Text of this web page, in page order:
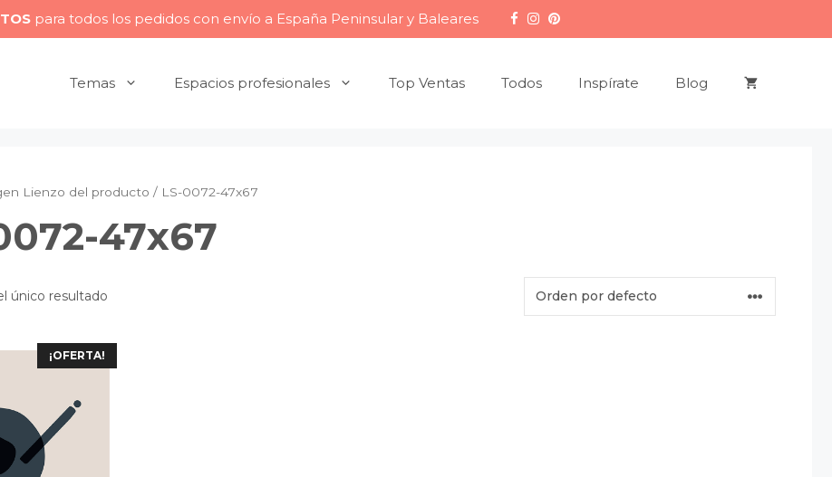
para todos los pedidos con envío a España Peninsular y Baleares
Temas Espacios profesionales Top Ventas Todos Inspírate Blog
Lienzo del producto / LS-0072-47x67
47x67
único resultado
¡OFERTA!